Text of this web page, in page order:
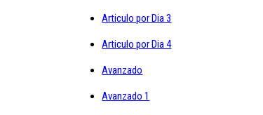
Articulo por Dia 3
Articulo por Dia 4
Avanzado
Avanzado 1